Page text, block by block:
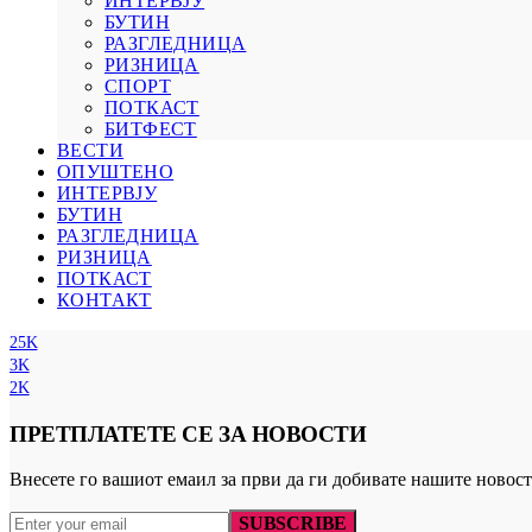
БУТИН
РАЗГЛЕДНИЦА
РИЗНИЦА
СПОРТ
ПОТКАСТ
БИТФЕСТ
ВЕСТИ
ОПУШТЕНО
ИНТЕРВЈУ
БУТИН
РАЗГЛЕДНИЦА
РИЗНИЦА
ПОТКАСТ
КОНТАКТ
25K
3K
2K
ПРЕТПЛАТЕТЕ СЕ ЗА НОВОСТИ
Внесете го вашиот емаил за први да ги добивате нашите
SUBSCRIBE